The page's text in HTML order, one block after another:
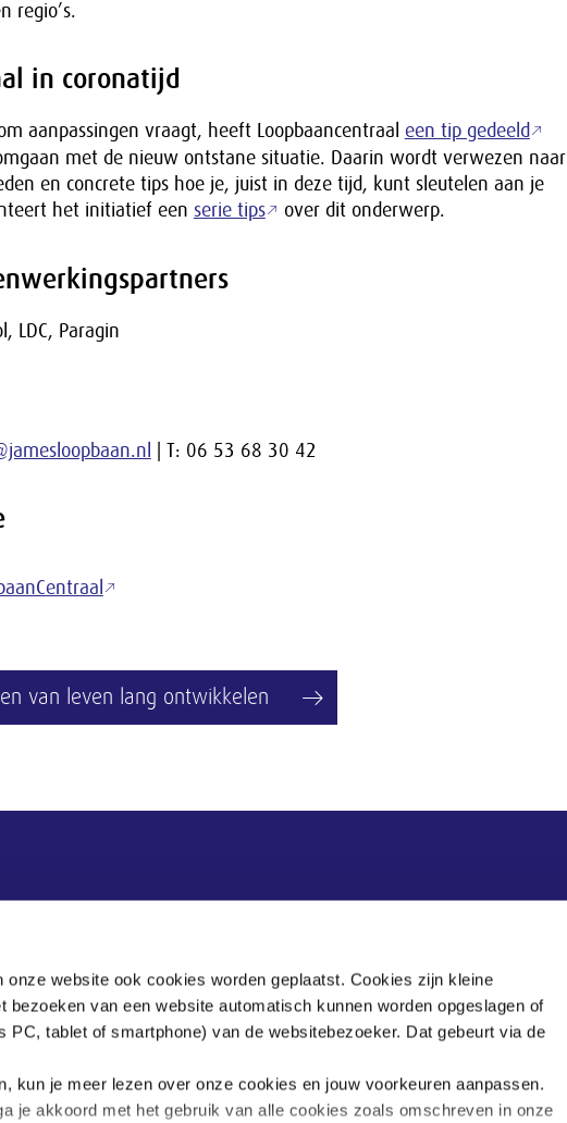
onze website ook cookies worden geplaatst. Cookies zijn kleine
bezoeken van een website automatisch kunnen worden opgeslagen of
PC, tablet of smartphone) van de websitebezoeker. Dat gebeurt via de
kun je meer lezen over onze cookies en jouw voorkeuren aanpassen.
je akkoord met het gebruik van alle cookies zoals omschreven in onze
regio’s.
in coronatijd
aanpassingen vraagt, heeft Loopbaancentraal een tip gedeeld
met de nieuw ontstane situatie. Daarin wordt verwezen naar
en concrete tips hoe je, juist in deze tijd, kunt sleutelen aan je
het initiatief een serie tips over dit onderwerp.
LDC, Paragin
| T: 06 53 68 30 42
van leven lang ontwikkelen
Postbus 90405
2509 LK Den Haag